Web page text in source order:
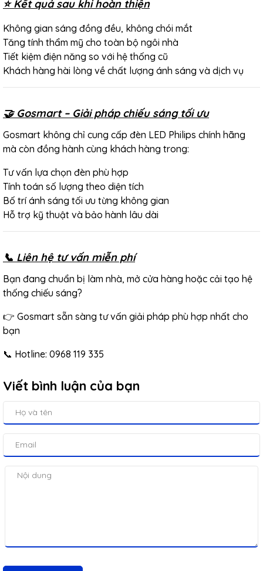
⭐ Kết quả sau khi hoàn thiện
Không gian sáng đồng đều, không chói mắt
Tăng tính thẩm mỹ cho toàn bộ ngôi nhà
Tiết kiệm điện năng so với hệ thống cũ
Khách hàng hài lòng về chất lượng ánh sáng và dịch vụ
🤝 Gosmart – Giải pháp chiếu sáng tối ưu
Gosmart không chỉ cung cấp đèn LED Philips chính hãng
mà còn đồng hành cùng khách hàng trong:
Tư vấn lựa chọn đèn phù hợp
Tính toán số lượng theo diện tích
Bố trí ánh sáng tối ưu từng không gian
Hỗ trợ kỹ thuật và bảo hành lâu dài
📞 Liên hệ tư vấn miễn phí
Bạn đang chuẩn bị làm nhà, mở cửa hàng hoặc cải tạo hệ
thống chiếu sáng?
👉 Gosmart sẵn sàng tư vấn giải pháp phù hợp nhất cho
bạn
📞 Hotline: 0968 119 335
Viết bình luận của bạn